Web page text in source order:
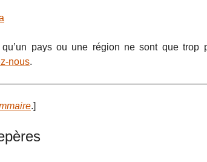
pays ou une région ne sont que trop
nous.
.]